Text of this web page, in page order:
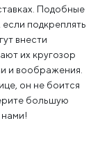
Подобные
подкреплять
внести
их кругозор
и воображения.
он не боится
большую